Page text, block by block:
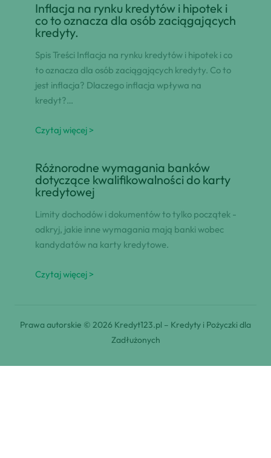
Inflacja na rynku kredytów i hipotek i
co to oznacza dla osób zaciągających
kredyty.
Spis Treści Inflacja na rynku kredytów i hipotek i co
to oznacza dla osób zaciągających kredyty. Co to
jest inflacja? Dlaczego inflacja wpływa na
kredyt?…
Czytaj więcej >
Różnorodne wymagania banków
dotyczące kwalifikowalności do karty
kredytowej
Limity dochodów i dokumentów to tylko początek -
odkryj, jakie inne wymagania mają banki wobec
kandydatów na karty kredytowe.
Czytaj więcej >
Prawa autorskie © 2026 Kredyt123.pl – Kredyty i Pożyczki dla
Zadłużonych